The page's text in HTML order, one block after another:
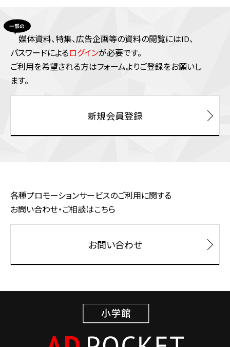
媒体資料、特集、広告企画等の資料の閲覧にはID、
パスワードによるログインが必要です。
ご利⽤を希望される⽅はフォームよりご登録をお願いし
ます。
新規会員登録
各種プロモーションサービスのご利用に関する
お問い合わせ・ご相談はこちら
お問い合わせ